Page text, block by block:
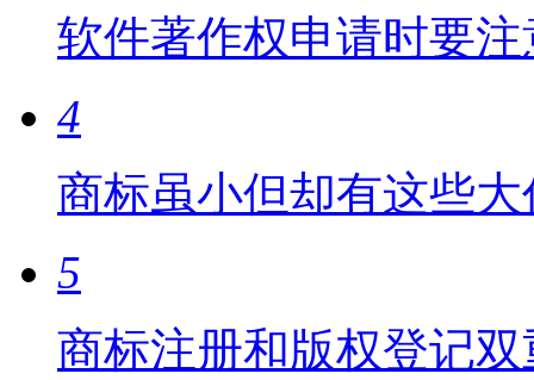
软件著作权申请时要
4
商标虽小但却有这些大
5
商标注册和版权登记